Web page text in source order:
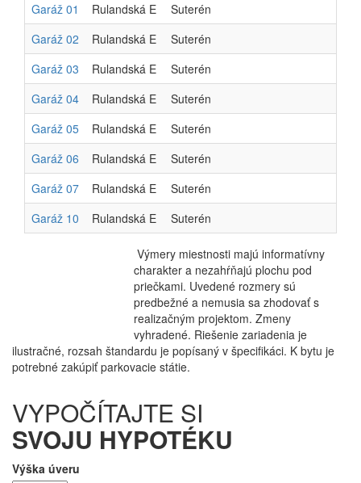
Garáž 01
Rulandská E
Suterén
Garáž 02
Rulandská E
Suterén
Garáž 03
Rulandská E
Suterén
Garáž 04
Rulandská E
Suterén
Garáž 05
Rulandská E
Suterén
Garáž 06
Rulandská E
Suterén
Garáž 07
Rulandská E
Suterén
Garáž 10
Rulandská E Suterén
Výmery miestnosti majú informatívny
charakter a nezahŕňajú plochu pod
priečkami. Uvedené rozmery sú
predbežné a nemusia sa zhodovať s
realizačným projektom. Zmeny
vyhradené. Riešenie zariadenia je
ilustračné, rozsah štandardu je popísaný v špecifikáci. K bytu je
potrebné zakúpiť parkovacie státie.
VYPOČÍTAJTE SI
SVOJU HYPOTÉKU
Výška úveru